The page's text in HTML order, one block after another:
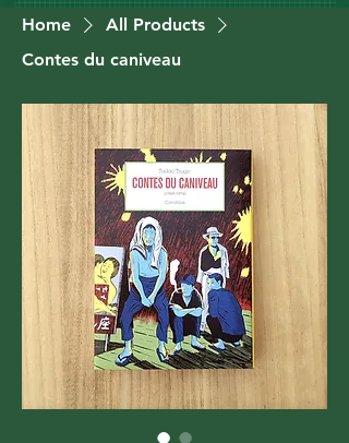
Home
All Products
Contes du caniveau